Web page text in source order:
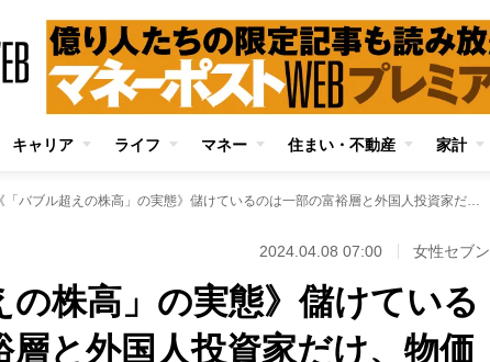
キャリア ライフ マネー 住まい・不動産 家計
《「バブル超えの株高」の実態》儲けているのは一部の富裕層と外国人投資家だけ、物価上昇に賃上げが追いつかず大多数は「貧しいまま」
2024.04.08 07:00 女性セブン
の株高」の実態》儲けている
層と外国人投資家だけ、物価